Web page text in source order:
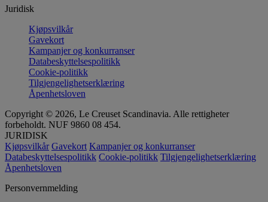
Juridisk
Kjøpsvilkår
Gavekort
Kampanjer og konkurranser
Databeskyttelsespolitikk
Cookie-politikk
Tilgjengelighetserklæring
Åpenhetsloven
Copyright © 2026, Le Creuset Scandinavia. Alle rettigheter
forbeholdt. NUF 9860 08 454.
JURIDISK
Kjøpsvilkår Gavekort Kampanjer og konkurranser
Databeskyttelsespolitikk Cookie-politikk Tilgjengelighetserklæring
Åpenhetsloven
Personvernmelding